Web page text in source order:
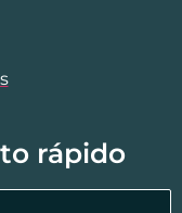
rápido